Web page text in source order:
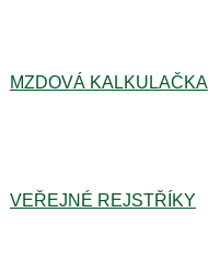
MZDOVÁ KALKULAČKA
VEŘEJNÉ REJSTŘÍKY